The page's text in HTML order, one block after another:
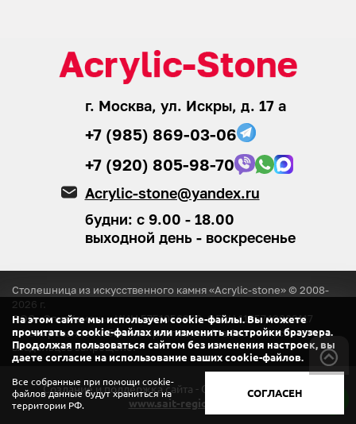
г. Москва, ул. Искры, д. 17 а
+7 (985) 869-03-06
+7 (920) 805-98-70
Acrylic-stone@yandex.ru
будни: с 9.00 - 18.00
выходной день - воскресенье
Столешница из искусственного камня «Acrylic-stone» © 2008-
2026 г.
ООО «ЭлитКамень»ИНН 5751056920, ОГРН 1155749008117
® Копирование любых материалов с сайтабез согласия
владельцев запрещено.
Создание и поддержка сайта - ООО «Регион центр».
www.sait-region.ru
На этом сайте мы используем cookie-файлы. Вы можете
прочитать о cookie-файлах или изменить настройки браузера.
Продолжая пользоваться сайтом без изменения настроек, вы
даете согласие на использование ваших cookie-файлов.
Все собранные при помощи cookie-
файлов данные будут храниться на
территории РФ.
СОГЛАСЕН